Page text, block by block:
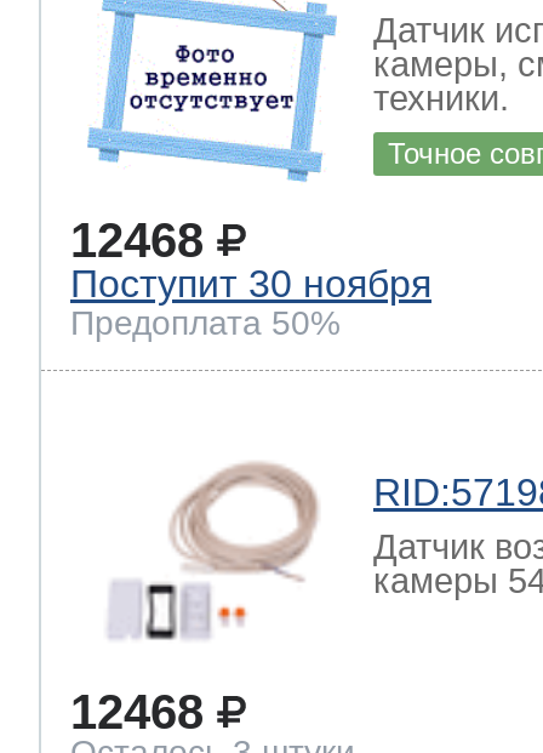
Датчик
камеры,
техники.
Точное
12468
Поступит 30 ноября
Предоплата 50%
Датчик
камеры
12468